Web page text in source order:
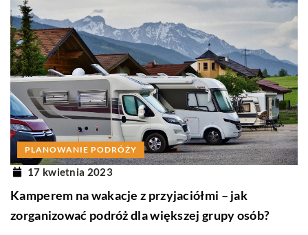
PLANOWANIE PODRÓŻY
17 kwietnia 2023
Kamperem na wakacje z przyjaciółmi – jak
zorganizować podróż dla większej grupy osób?